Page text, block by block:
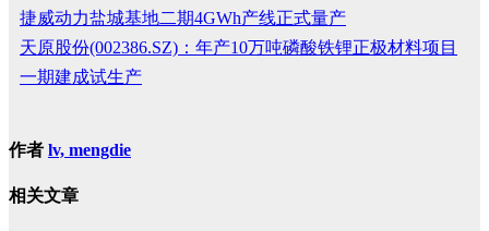
捷威动力盐城基地二期4GWh产线正式量产
天原股份(002386.SZ)：年产10万吨磷酸铁锂正极材料项目
一期建成试生产
作者 lv, mengdie
相关文章